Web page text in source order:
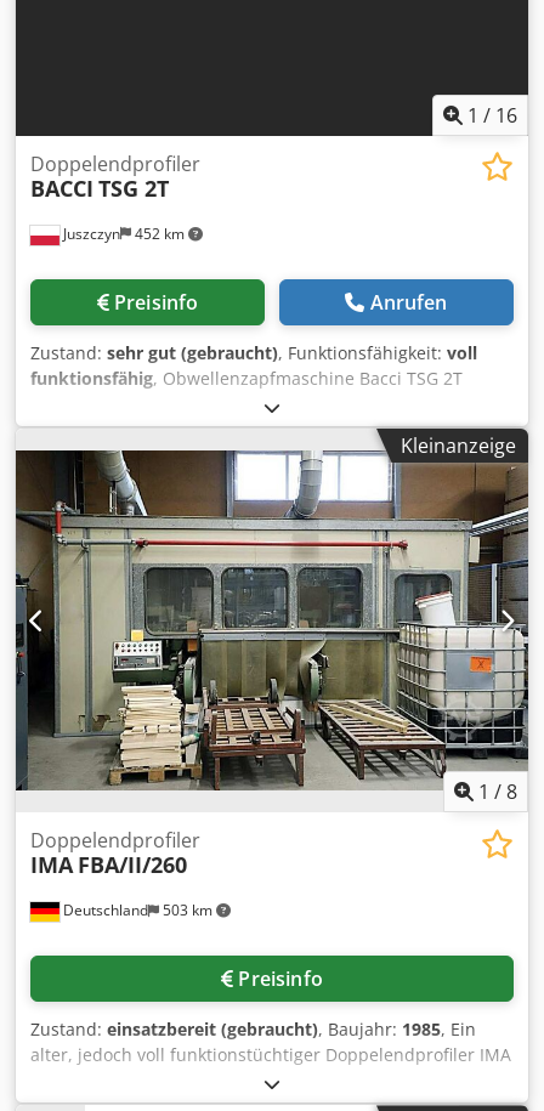
1 / 16
Juszczyn 452 km
Doppelendprofiler
BACCI TSG 2T
Preisinfo Anrufen
Zustand: sehr gut (gebraucht), Funktionsfähigkeit: voll
funktionsfähig, Obwellenzapfmaschine Bacci TSG 2T
Spindeldrehzahl: 6000 U/min Maximale Zapfenbreite: 115
+ 2R mm Zapfentiefe: 10 – 45 mm Tischneigung nach oben:
0° – 15° Tischneigung nach unten: 0° – 30° Seitliche
Tischneigung: 0° – 20° Maschinengewicht: 1050 kg
Maschinenabmessungen: 1500x1150x1350 mm Chsdpfjy
Uc Ruex Aipsa
Kleinanzeige
1 /8
Deutschland 503 km
Doppelendprofiler
IMA FBA/II/260
Preisinfo
Zustand: einsatzbereit (gebraucht), Baujahr: 1985, Ein
alter, jedoch voll funktionstüchtiger Doppelendprofiler IMA
steht zur Verfügung. Arbeitsbreite: 2000mm, max.
Schnitthöhe: 35mm, Maschinendimensionen X/Y/Z: ca.